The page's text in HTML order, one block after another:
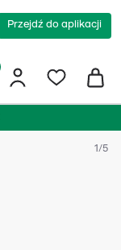
Przejdź do aplikacji
1/5